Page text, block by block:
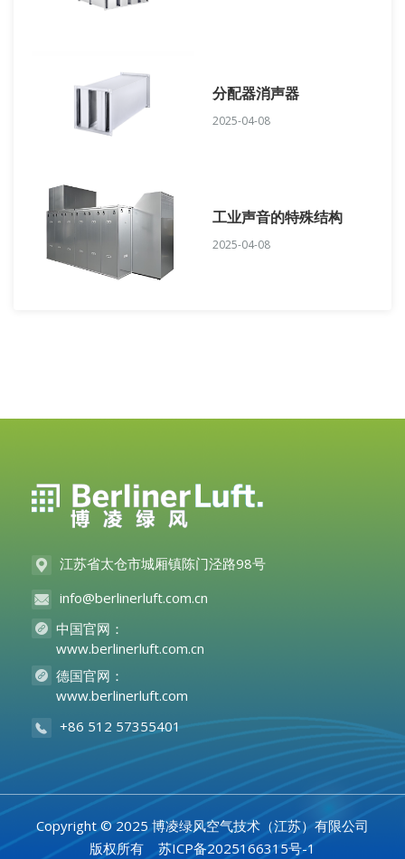
分配器消声器
2025-04-08
工业声音的特殊结构
2025-04-08
江苏省太仓市城厢镇陈门泾路98号
info@berlinerluft.com.cn
中国官网：
www.berlinerluft.com.cn
德国官网：
www.berlinerluft.com
+86 512 57355401
Copyright © 2025 博凌绿风空气技术（江苏）有限公司
版权所有 苏ICP备2025166315号-1